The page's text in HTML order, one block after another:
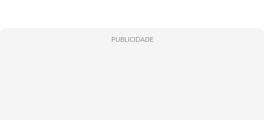
PUBLICIDADE